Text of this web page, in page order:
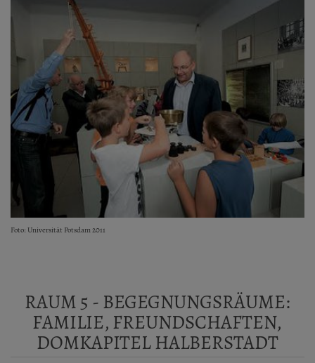
Foto: Universität Potsdam 2011
RAUM 5 - BEGEGNUNGSRÄUME:
FAMILIE, FREUNDSCHAFTEN,
DOMKAPITEL HALBERSTADT